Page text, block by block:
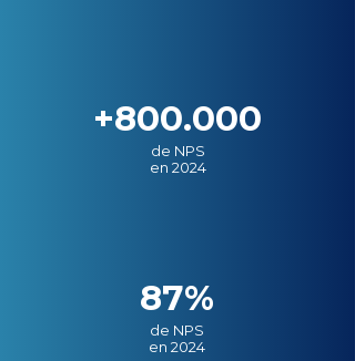
+800.000
de NPS
en 2024
87%
de NPS
en 2024